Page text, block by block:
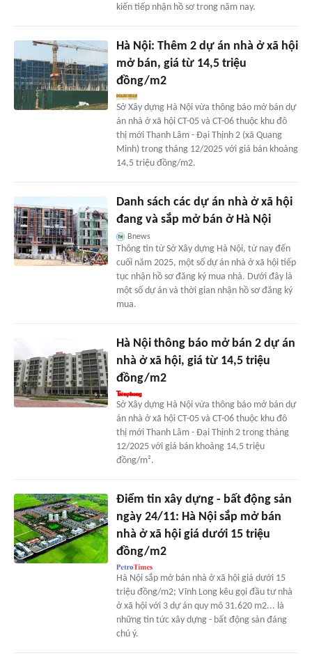
kiến tiếp nhận hồ sơ trong năm nay.
Hà Nội: Thêm 2 dự án nhà ở xã hội
mở bán, giá từ 14,5 triệu
đồng/m2
Sở Xây dựng Hà Nội vừa thông báo mở bán dự
án nhà ở xã hội CT-05 và CT-06 thuộc khu đô
thị mới Thanh Lâm - Đại Thịnh 2 (xã Quang
Minh) trong tháng 12/2025 với giá bán khoảng
14,5 triệu đồng/m2.
Danh sách các dự án nhà ở xã hội
đang và sắp mở bán ở Hà Nội
Bnews
Thông tin từ Sở Xây dựng Hà Nội, từ nay đến
cuối năm 2025, một số dự án nhà ở xã hội tiếp
tục nhận hồ sơ đăng ký mua nhà. Dưới đây là
một số dự án và thời gian nhận hồ sơ đăng ký
mua.
Hà Nội thông báo mở bán 2 dự án
nhà ở xã hội, giá từ 14,5 triệu
đồng/m2
Sở Xây dựng Hà Nội vừa thông báo mở bán dự
án nhà ở xã hội CT-05 và CT-06 thuộc khu đô
thị mới Thanh Lâm - Đại Thịnh 2 trong tháng
12/2025 với giá bán khoảng 14,5 triệu
đồng/m².
Điểm tin xây dựng - bất động sản
ngày 24/11: Hà Nội sắp mở bán
nhà ở xã hội giá dưới 15 triệu
đồng/m2
Hà Nội sắp mở bán nhà ở xã hội giá dưới 15
triệu đồng/m2; Vĩnh Long kêu gọi đầu tư nhà
ở xã hội với 3 dự án quy mô 31.620 m2... là
những tin tức xây dựng - bất động sản đáng
chú ý.